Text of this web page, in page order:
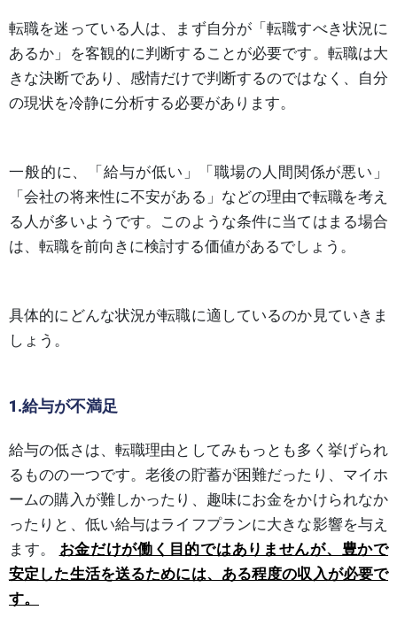
転職を迷っている人は、まず自分が「転職すべき状況に
あるか」を客観的に判断することが必要です。転職は大
きな決断であり、感情だけで判断するのではなく、自分
の現状を冷静に分析する必要があります。
一般的に、「給与が低い」「職場の人間関係が悪い」
「会社の将来性に不安がある」などの理由で転職を考え
る人が多いようです。このような条件に当てはまる場合
は、転職を前向きに検討する価値があるでしょう。
具体的にどんな状況が転職に適しているのか見ていきま
しょう。
1.給与が不満足
給与の低さは、転職理由としてみもっとも多く挙げられ
るものの一つです。老後の貯蓄が困難だったり、マイホ
ームの購入が難しかったり、趣味にお金をかけられなか
ったりと、低い給与はライフプランに大きな影響を与え
ます。
お金だけが働く目的ではありませんが、豊かで
安定した生活を送るためには、ある程度の収入が必要で
す。